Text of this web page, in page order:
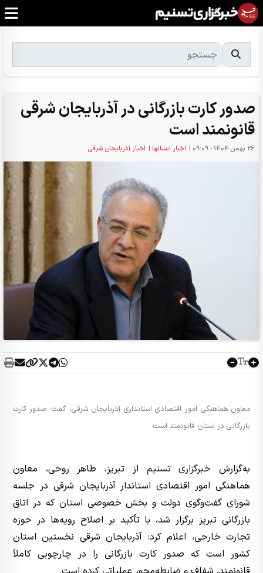
صدور کارت بازرگانی در آذربایجان‌ شرقی
قانونمند است
26 بهمن 1404 - 09:09 | اخبار استانها | اخبار آذربایجان شرقی
معاون هماهنگی امور اقتصادی استانداری آذربایجان‌ شرقی، گفت: صدور کارت
بازرگانی در استان قانونمند است.
به‌گزارش خبرگزاری تسنیم از تبریز، طاهر روحی، معاون
هماهنگی امور اقتصادی استاندار آذربایجان‌ شرقی در جلسه
شورای گفت‌وگوی دولت و بخش خصوصی استان که در اتاق
بازرگانی تبریز برگزار شد، با تأکید بر اصلاح رویه‌ها در حوزه
تجارت خارجی، اعلام کرد: آذربایجان‌ شرقی نخستین استان
کشور است که صدور کارت بازرگانی را در چارچوبی کاملاً